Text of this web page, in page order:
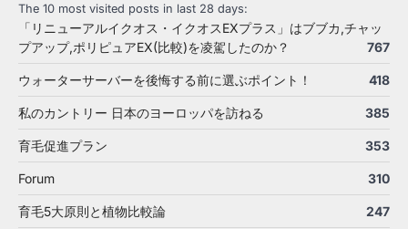
The 10 most visited posts in last 28 days:
「リニューアルイクオス・イクオスEXプラス」はブブカ,チャッ
プアップ,ポリピュアEX(比較)を凌駕したのか？
767
ウォーターサーバーを後悔する前に選ぶポイント！ 418
私のカントリー 日本のヨーロッパを訪ねる 385
育毛促進プラン 353
Forum 310
育毛5大原則と植物比較論 247